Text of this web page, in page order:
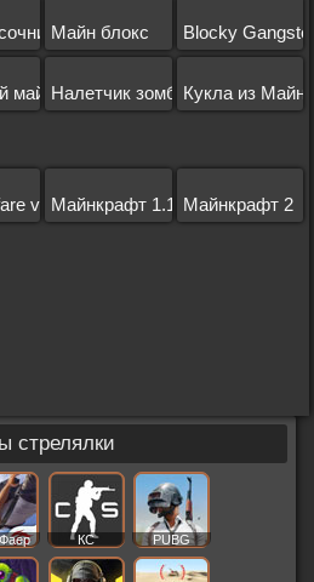
Майн блокс Blocky
майнкрафт 2д
Налетчик зомбиКукла из
v5 Майнкрафт 1.1.2Майнкрафт 2
стрелялки
КС PUBG